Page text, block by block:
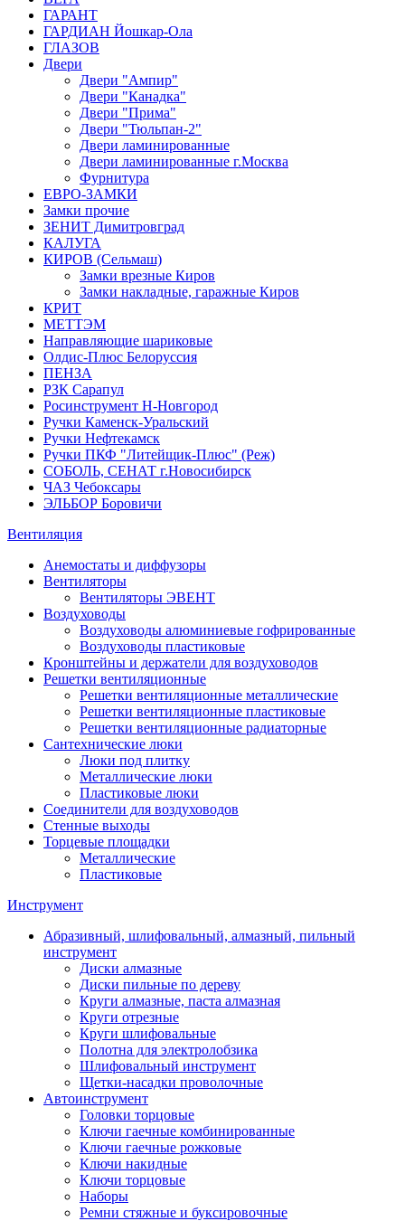
ГАРАНТ
ГАРДИАН Йошкар-Ола
ГЛАЗОВ
Двери
Двери "Ампир"
Двери "Канадка"
Двери "Прима"
Двери "Тюльпан-2"
Двери ламинированные
Двери ламинированные г.Москва
Фурнитура
ЕВРО-ЗАМКИ
Замки прочие
ЗЕНИТ Димитровград
КАЛУГА
КИРОВ (Сельмаш)
Замки врезные Киров
Замки накладные, гаражные Киров
КРИТ
МЕТТЭМ
Направляющие шариковые
Олдис-Плюс Белоруссия
ПЕНЗА
РЗК Сарапул
Росинструмент Н-Новгород
Ручки Каменск-Уральский
Ручки Нефтекамск
Ручки ПКФ "Литейщик-Плюс" (Реж)
СОБОЛЬ, СЕНАТ г.Новосибирск
ЧАЗ Чебоксары
ЭЛЬБОР Боровичи
Вентиляция
Анемостаты и диффузоры
Вентиляторы
Вентиляторы ЭВЕНТ
Воздуховоды
Воздуховоды алюминиевые гофрированные
Воздуховоды пластиковые
Кронштейны и держатели для воздуховодов
Решетки вентиляционные
Решетки вентиляционные металлические
Решетки вентиляционные пластиковые
Решетки вентиляционные радиаторные
Сантехнические люки
Люки под плитку
Металлические люки
Пластиковые люки
Соединители для воздуховодов
Стенные выходы
Торцевые площадки
Металлические
Пластиковые
Инструмент
Абразивный, шлифовальный, алмазный, пильный
инструмент
Диски алмазные
Диски пильные по дереву
Круги алмазные, паста алмазная
Круги отрезные
Круги шлифовальные
Полотна для электролобзика
Шлифовальный инструмент
Щетки-насадки проволочные
Автоинструмент
Головки торцовые
Ключи гаечные комбинированные
Ключи гаечные рожковые
Ключи накидные
Ключи торцовые
Наборы
Ремни стяжные и буксировочные